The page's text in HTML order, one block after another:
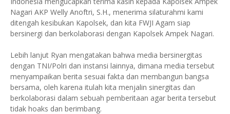
Nagari AKP Welly Anoftri, S.H., menerima silaturahmi kami
ditengah kesibukan Kapolsek, dan kita FWJI Agam siap
bersinergi dan berkolaborasi dengan Kapolsek Ampek Nagari.
Lebih lanjut Ryan mengatakan bahwa media bersinergitas
dengan TNI/Polri dan instansi lainnya, dimana media tersebut
menyampaikan berita sesuai fakta dan membangun bangsa
bersama, oleh karena itulah kita menjalin sinergitas dan
berkolaborasi dalam sebuah pemberitaan agar berita tersebut
tidak hoaks dan berimbang.